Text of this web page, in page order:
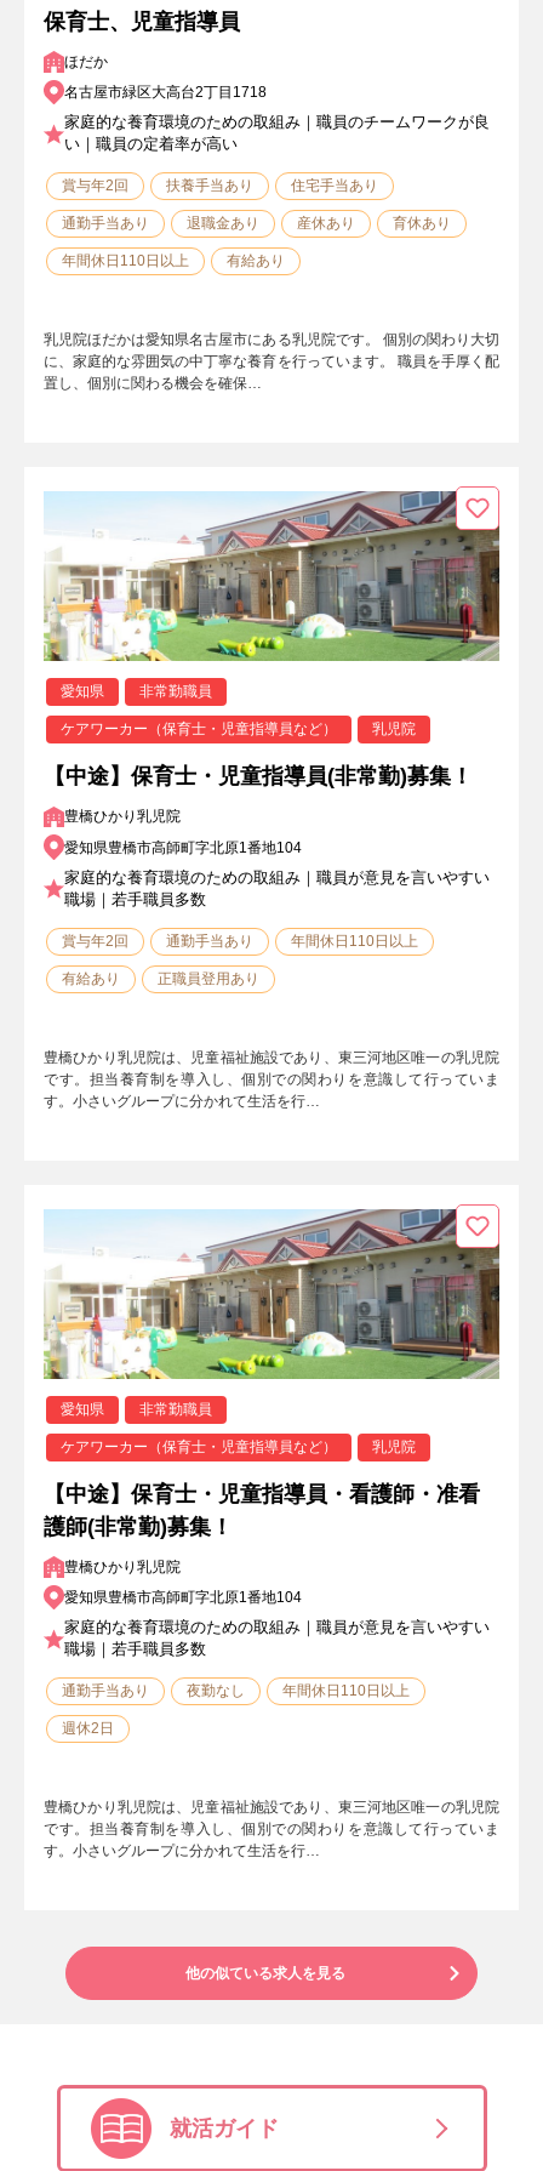
保育士、児童指導員
ほだか
名古屋市緑区大高台2丁目1718
家庭的な養育環境のための取組み｜職員のチームワークが良
い｜職員の定着率が高い
賞与年2回 扶養手当あり 住宅手当あり
通勤手当あり 退職金あり 産休あり 育休あり
年間休日110日以上 有給あり
乳児院ほだかは愛知県名古屋市にある乳児院です。 個別の関わり大切
に、家庭的な雰囲気の中丁寧な養育を行っています。 職員を手厚く配
置し、個別に関わる機会を確保…
愛知県 非常勤職員
ケアワーカー（保育士・児童指導員など） 乳児院
【中途】保育士・児童指導員(非常勤)募集！
豊橋ひかり乳児院
愛知県豊橋市高師町字北原1番地104
家庭的な養育環境のための取組み｜職員が意見を言いやすい
職場｜若手職員多数
賞与年2回 通勤手当あり 年間休日110日以上
有給あり 正職員登用あり
豊橋ひかり乳児院は、児童福祉施設であり、東三河地区唯一の乳児院
です。担当養育制を導入し、個別での関わりを意識して行っていま
す。小さいグループに分かれて生活を行…
愛知県 非常勤職員
ケアワーカー（保育士・児童指導員など） 乳児院
【中途】保育士・児童指導員・看護師・准看
護師(非常勤)募集！
豊橋ひかり乳児院
愛知県豊橋市高師町字北原1番地104
家庭的な養育環境のための取組み｜職員が意見を言いやすい
職場｜若手職員多数
通勤手当あり 夜勤なし 年間休日110日以上
週休2日
豊橋ひかり乳児院は、児童福祉施設であり、東三河地区唯一の乳児院
です。担当養育制を導入し、個別での関わりを意識して行っていま
す。小さいグループに分かれて生活を行…
他の似ている求人を見る
就活ガイド